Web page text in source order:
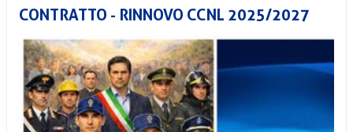
CONTRATTO - RINNOVO CCNL 2025/2027